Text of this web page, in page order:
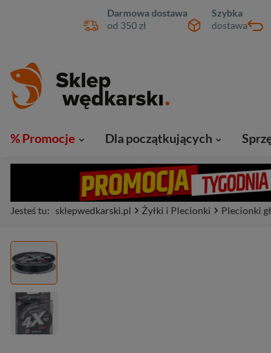
Darmowa dostawa
od 350 zł
Szybka
dostawa
% Promocje Dla początkujących
Jesteś tu: sklepwedkarski.pl Żyłki i Plecionki Plecionki